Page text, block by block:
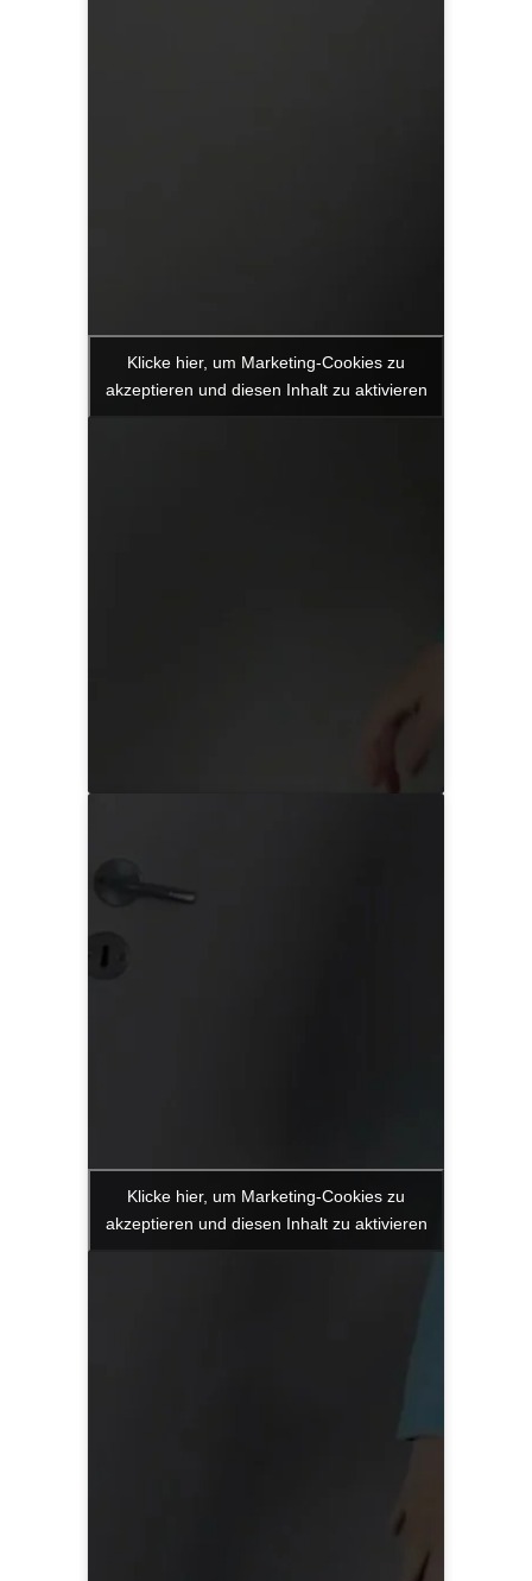
Klicke hier, um Marketing-Cookies zu
akzeptieren und diesen Inhalt zu aktivieren
Klicke hier, um Marketing-Cookies zu
akzeptieren und diesen Inhalt zu aktivieren